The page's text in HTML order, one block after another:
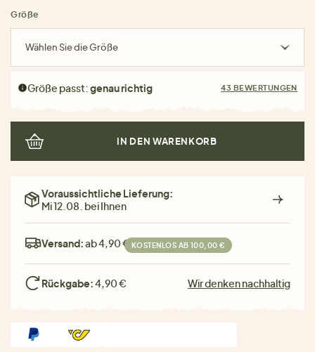
Größe
Wählen Sie die Größe
Größe passt:genau richtig 43 BEWERTUNGEN
IN DEN WARENKORB
Voraussichtliche Lieferung:
Mi 12.08. bei Ihnen
Versand:ab 4,90 € KOSTENLOS AB 100,00 €
Rückgabe:4,90 € Wir denken nachhaltig